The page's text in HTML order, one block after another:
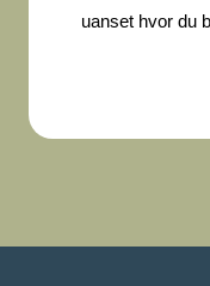
uanset hvor du